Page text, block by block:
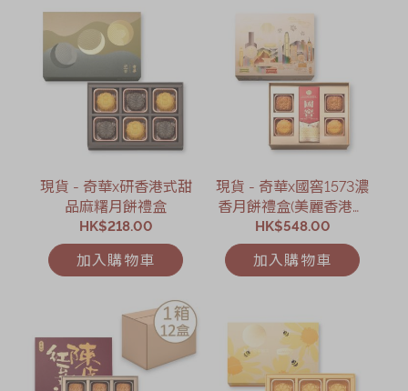
現貨 - 奇華x研香港式甜
品麻糬月餅禮盒
HK$218.00
加入購物車
現貨 - 奇華x國窖1573濃
香月餅禮盒(美麗香港．
限定版)
HK$548.00
加入購物車